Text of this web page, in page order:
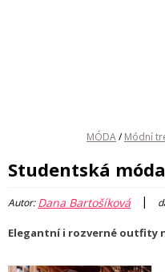
MÓDA/ Módní
Studentská móda
Autor:Dana Bartošíková |
Elegantní i rozverné outfity